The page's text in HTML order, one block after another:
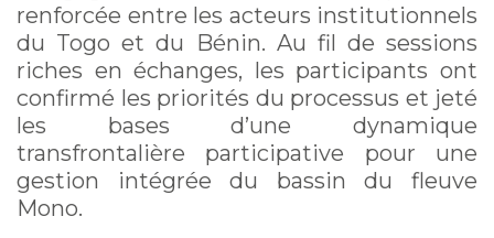
renforcée entre les acteurs institutionnels
du Togo et du Bénin. Au fil de sessions
riches en échanges, les participants ont
confirmé les priorités du processus et jeté
les bases d’une dynamique
transfrontalière participative pour une
gestion intégrée du bassin du fleuve
Mono.